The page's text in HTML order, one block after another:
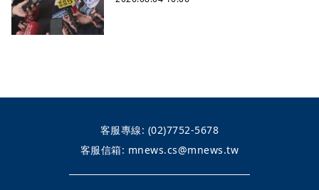
客服專線: (02)7752-5678
客服信箱: mnews.cs@mnews.tw